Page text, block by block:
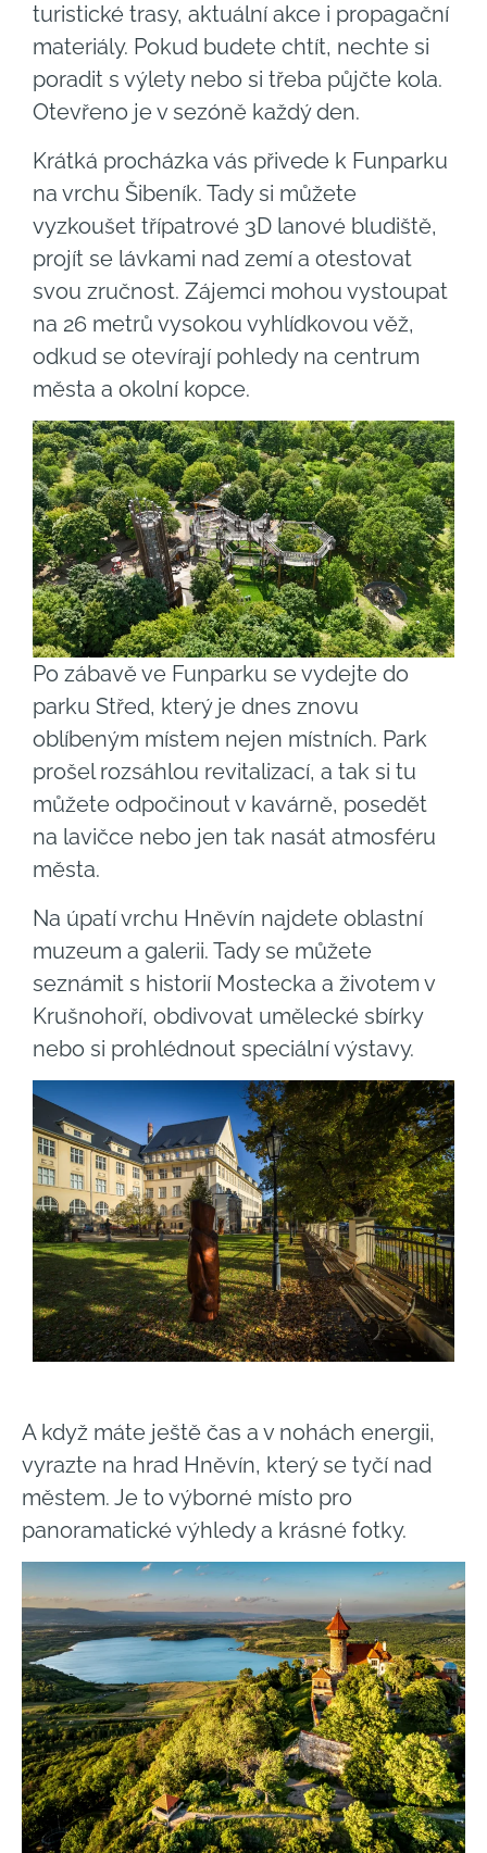
turistické trasy, aktuální akce i propagační
materiály. Pokud budete chtít, nechte si
poradit s výlety nebo si třeba půjčte kola.
Otevřeno je v sezóně každý den.
Krátká procházka vás přivede k Funparku
na vrchu Šibeník. Tady si můžete
vyzkoušet třípatrové 3D lanové bludiště,
projít se lávkami nad zemí a otestovat
svou zručnost. Zájemci mohou vystoupat
na 26 metrů vysokou vyhlídkovou věž,
odkud se otevírají pohledy na centrum
města a okolní kopce.
Po zábavě ve Funparku se vydejte do
parku Střed, který je dnes znovu
oblíbeným místem nejen místních. Park
prošel rozsáhlou revitalizací, a tak si tu
můžete odpočinout v kavárně, posedět
na lavičce nebo jen tak nasát atmosféru
města.
Na úpatí vrchu Hněvín najdete oblastní
muzeum a galerii. Tady se můžete
seznámit s historií Mostecka a životem v
Krušnohoří, obdivovat umělecké sbírky
nebo si prohlédnout speciální výstavy.
A když máte ještě čas a v nohách energii,
vyrazte na hrad Hněvín, který se tyčí nad
městem. Je to výborné místo pro
panoramatické výhledy a krásné fotky.